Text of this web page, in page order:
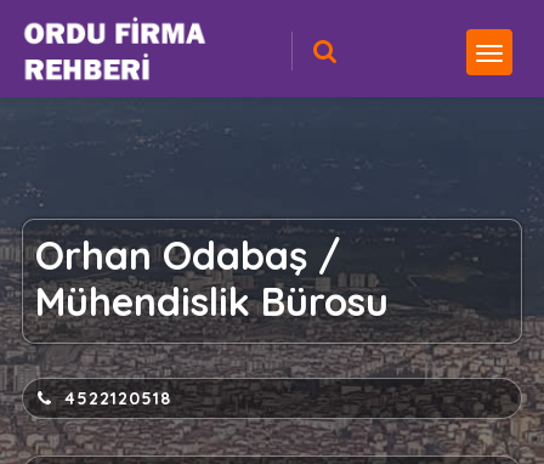
Orhan Odabaş /
Mühendislik Bürosu
4522120518